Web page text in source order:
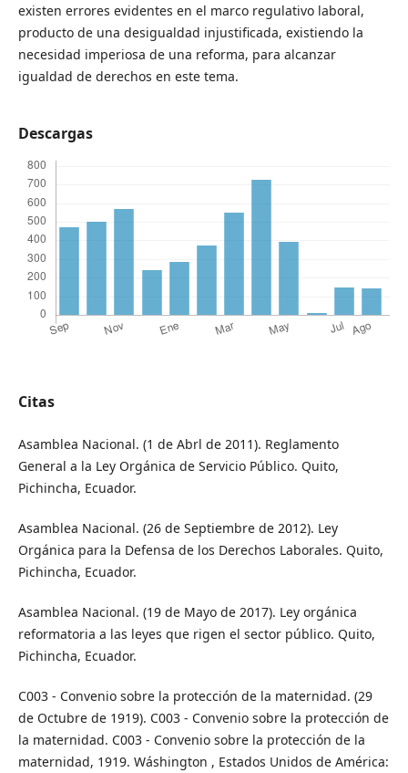
existen errores evidentes en el marco regulativo laboral,
producto de una desigualdad injustificada, existiendo la
necesidad imperiosa de una reforma, para alcanzar
igualdad de derechos en este tema.
Descargas
Citas
Asamblea Nacional. (1 de Abrl de 2011). Reglamento
General a la Ley Orgánica de Servicio Público. Quito,
Pichincha, Ecuador.
Asamblea Nacional. (26 de Septiembre de 2012). Ley
Orgánica para la Defensa de los Derechos Laborales. Quito,
Pichincha, Ecuador.
Asamblea Nacional. (19 de Mayo de 2017). Ley orgánica
reformatoria a las leyes que rigen el sector público. Quito,
Pichincha, Ecuador.
C003 - Convenio sobre la protección de la maternidad. (29
de Octubre de 1919). C003 - Convenio sobre la protección de
la maternidad. C003 - Convenio sobre la protección de la
maternidad, 1919. Wáshington , Estados Unidos de América: